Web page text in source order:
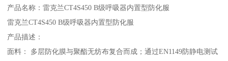
产品名称：雷克兰CT4S450 B级呼吸器内置型防化服
雷克兰CT4S450 B级呼吸器内置型防化服
产品描述：
面料： 多层防化膜与聚酯无纺布复合而成；通过EN1149防静电测试